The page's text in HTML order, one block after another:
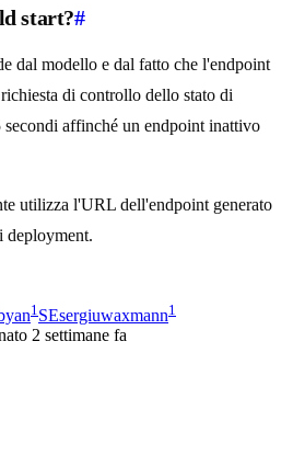
start?#
dal modello e dal fatto che l'endpoint
di controllo dello stato di
affinché un endpoint inattivo
utilizza l'URL dell'endpoint generato
deployment.
1SEsergiuwaxmann1
2 settimane fa